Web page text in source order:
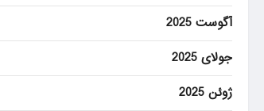
آگوست 2025
جولای 2025
ژوئن 2025